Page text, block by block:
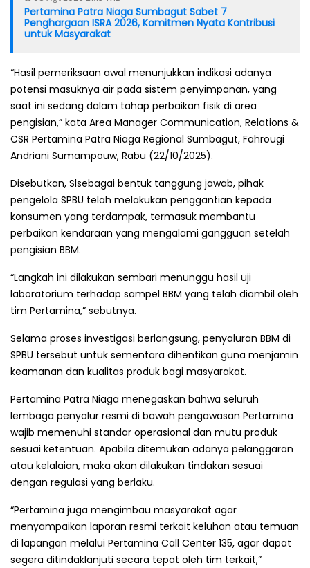
Pertamina Patra Niaga Sumbagut Sabet 7
Penghargaan ISRA 2026, Komitmen Nyata Kontribusi
untuk Masyarakat
“Hasil pemeriksaan awal menunjukkan indikasi adanya
potensi masuknya air pada sistem penyimpanan, yang
saat ini sedang dalam tahap perbaikan fisik di area
pengisian,” kata Area Manager Communication, Relations &
CSR Pertamina Patra Niaga Regional Sumbagut, Fahrougi
Andriani Sumampouw, Rabu (22/10/2025).
Disebutkan, Slsebagai bentuk tanggung jawab, pihak
pengelola SPBU telah melakukan penggantian kepada
konsumen yang terdampak, termasuk membantu
perbaikan kendaraan yang mengalami gangguan setelah
pengisian BBM.
“Langkah ini dilakukan sembari menunggu hasil uji
laboratorium terhadap sampel BBM yang telah diambil oleh
tim Pertamina,” sebutnya.
Selama proses investigasi berlangsung, penyaluran BBM di
SPBU tersebut untuk sementara dihentikan guna menjamin
keamanan dan kualitas produk bagi masyarakat.
Pertamina Patra Niaga menegaskan bahwa seluruh
lembaga penyalur resmi di bawah pengawasan Pertamina
wajib memenuhi standar operasional dan mutu produk
sesuai ketentuan. Apabila ditemukan adanya pelanggaran
atau kelalaian, maka akan dilakukan tindakan sesuai
dengan regulasi yang berlaku.
“Pertamina juga mengimbau masyarakat agar
menyampaikan laporan resmi terkait keluhan atau temuan
di lapangan melalui Pertamina Call Center 135, agar dapat
segera ditindaklanjuti secara tepat oleh tim terkait,”